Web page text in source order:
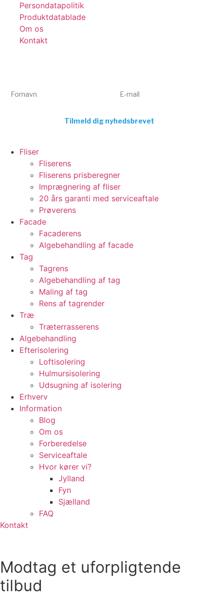
Persondatapolitik
Produktdatablade
Om os
Kontakt
Tilmeld dig nyhedsbrevet
Fliser
Fliserens
Fliserens prisberegner
Imprægnering af fliser
20 års garanti med serviceaftale
Prøverens
Facade
Facaderens
Algebehandling af facade
Tag
Tagrens
Algebehandling af tag
Maling af tag
Rens af tagrender
Træ
Træterrasserens
Algebehandling
Efterisolering
Loftisolering
Hulmursisolering
Udsugning af isolering
Erhverv
Information
Blog
Om os
Forberedelse
Serviceaftale
Hvor kører vi?
Jylland
Fyn
Sjælland
FAQ
Kontakt
Modtag et uforpligtende
tilbud